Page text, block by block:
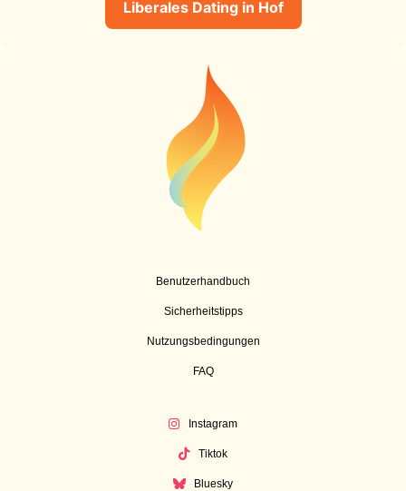
Liberales Dating in Hof
Benutzerhandbuch
Sicherheitstipps
Nutzungsbedingungen
FAQ
Instagram
Tiktok
Bluesky